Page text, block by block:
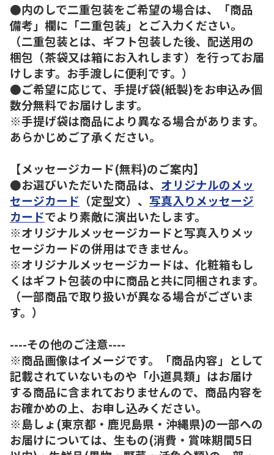
●内のしで二重包装をご希望の場合は、「商品
備考」欄に「二重包装」とご入力ください。
（二重包装とは、ギフト包装した後、配送用の
梱包（茶袋又は箱にお入れします）を行ってお届
けします。お手渡しに便利です。）
●ご希望に応じて、手提げ袋(紙製)をお申込み個
数分無料でお届けします。
※手提げ袋は商品により異なる場合があります。
あらかじめご了承ください。
【メッセージカード(無料)のご案内】
●お選びいただいた商品は、 オリジナルのメッ
セージカード （定型文）、 写真入りメッセージ
カードでより素敵に演出いたします。
※オリジナルメッセージカードと写真入りメッ
セージカードの併用はできません。
※オリジナルメッセージカードは、化粧箱もし
くはギフト包装の中に商品と共に同梱されます。
（一部商品で取り扱いが異なる場合がございま
す。）
----その他のご注意----
※商品画像はイメージです。「商品内容」として
記載されていないものや「小道具類」はお届け
する商品に含まれておりませんので、商品内容を
お確かめの上、お申し込みください。
※島しょ(東京都・鹿児島県・沖縄県)の一部への
お届けについては、生もの(消費・賞味期間5日